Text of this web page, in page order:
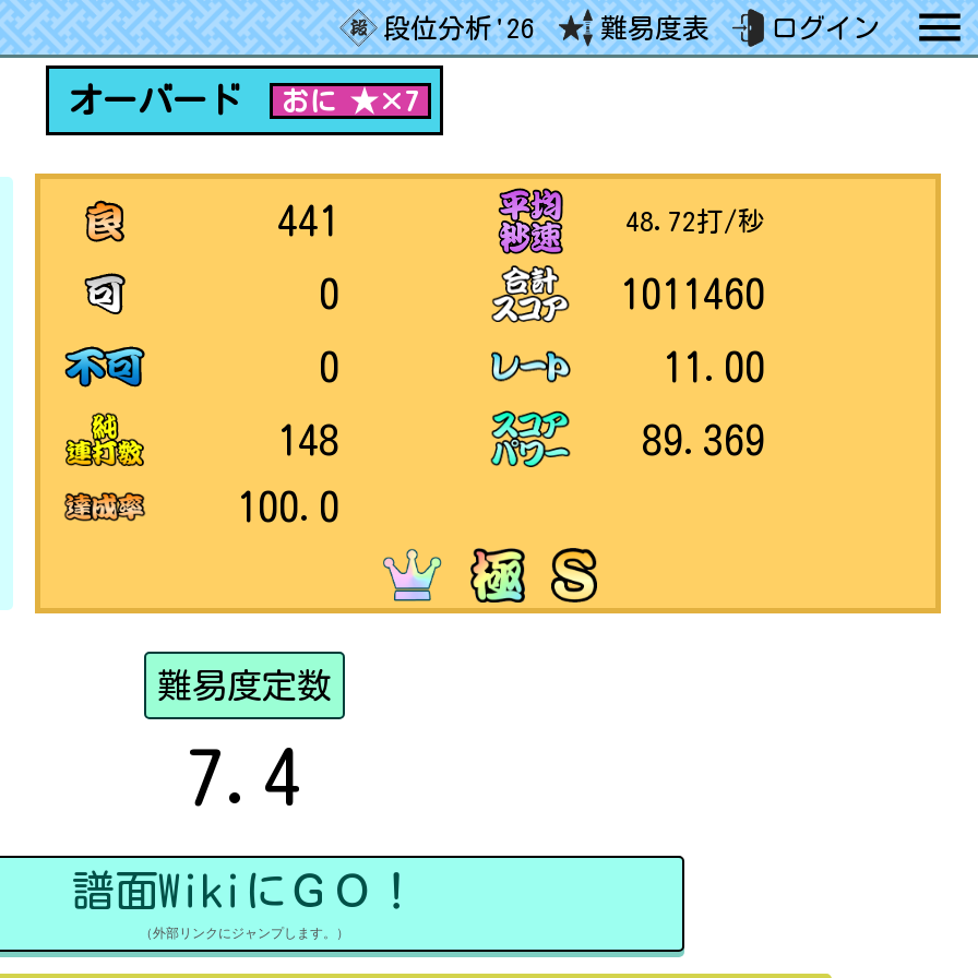
段位分析'26 難易度表 ログイン
オーバード おに ★×7
441
0
0
148
100.0
48.72打/秒
1011460
11.00
89.369
難易度定数
7.4
譜面WikiにＧＯ！
（外部リンクにジャンプします。）